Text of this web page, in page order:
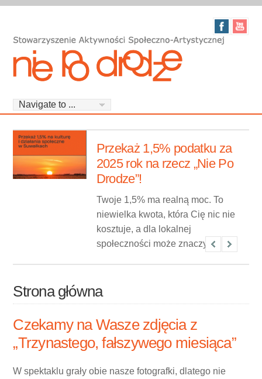
Przekaż 1,5% podatku za
2025 rok na rzecz „Nie Po
Drodze”!
Twoje 1,5% ma realną moc. To
niewielka kwota, która Cię nic nie
kosztuje, a dla lokalnej
społeczności może znaczyć
dochodowego na rzecz
Stowarzyszenia […]
Strona główna
Czekamy na Wasze zdjęcia z
„Trzynastego, fałszywego miesiąca”
W spektaklu grały obie nasze fotografki, dlatego nie